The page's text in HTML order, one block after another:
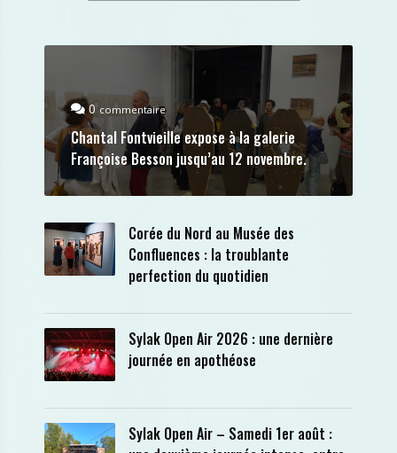
0 commentaire
Chantal Fontvieille expose à la galerie
Françoise Besson jusqu’au 12 novembre.
Corée du Nord au Musée des
Confluences : la troublante
perfection du quotidien
Sylak Open Air 2026 : une dernière
journée en apothéose
Sylak Open Air – Samedi 1er août :